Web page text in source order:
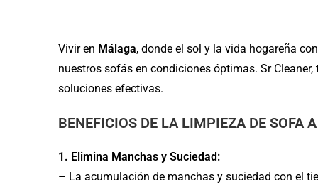
Vivir en Málaga, donde el sol y la vida hogareña
nuestros sofás en condiciones óptimas. Sr
soluciones efectivas.
BENEFICIOS DE LA LIMPIEZA DE SOFA
1. Elimina Manchas y Suciedad:
– La acumulación de manchas y suciedad con el